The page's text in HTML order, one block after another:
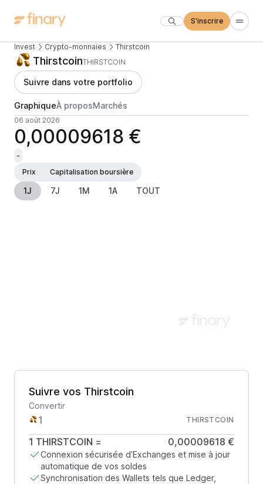
S'inscrire
Invest Crypto-monnaies Thirstcoin
ThirstcoinTHIRSTCOIN
Suivre dans votre portfolio
GraphiqueÀ proposMarchés
06 août 2026
0,00009618 €
-
Prix
Capitalisation boursière
1J 7J 1M 1A TOUT
Suivre vos Thirstcoin
Convertir
THIRSTCOIN
1 THIRSTCOIN = 0,00009618 €
Connexion sécurisée d’Exchanges et mise à jour
automatique de vos soldes
Synchronisation des Wallets tels que Ledger,